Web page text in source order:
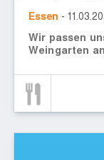
Essen -
Wir passen
Weingarten an